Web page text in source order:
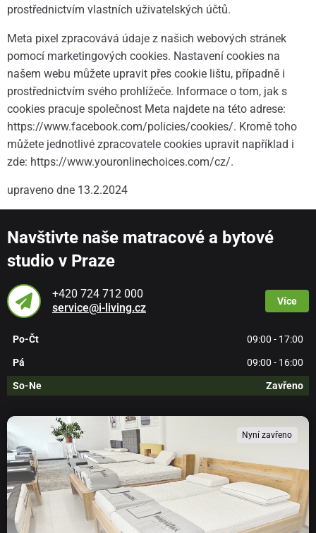
prostřednictvím vlastních uživatelských účtů.
Meta pixel zpracovává údaje z našich webových stránek
pomocí marketingových cookies. Nastavení cookies na
našem webu můžete upravit přes cookie lištu, případně i
prostřednictvím svého prohlížeče. Informace o tom, jak s
cookies pracuje společnost Meta najdete na této adrese:
https://www.facebook.com/policies/cookies/. Kromě toho
můžete jednotlivé zpracovatele cookies upravit například i
zde: https://www.youronlinechoices.com/cz/.
upraveno dne 13.2.2024
Navštivte naše matracové a bytové
studio v Praze
+420 724 712 000
service@i-living.cz
Více
Po-Čt 09:00 - 17:00
Pá 09:00 - 16:00
So-Ne Zavřeno
Nyní zavřeno